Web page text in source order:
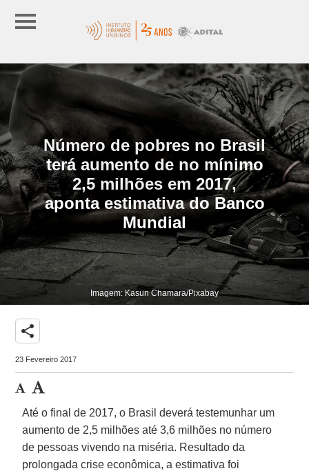
Número de pobres no Brasil
terá aumento de no mínimo
2,5 milhões em 2017,
aponta estimativa do Banco
Mundial
Imagem: Kasun Chamara/Pixabay
share
23 Fevereiro 2017
Até o final de 2017, o Brasil deverá testemunhar um
aumento de 2,5 milhões até 3,6 milhões no número
de pessoas vivendo na miséria. Resultado da
prolongada crise econômica, a estimativa foi